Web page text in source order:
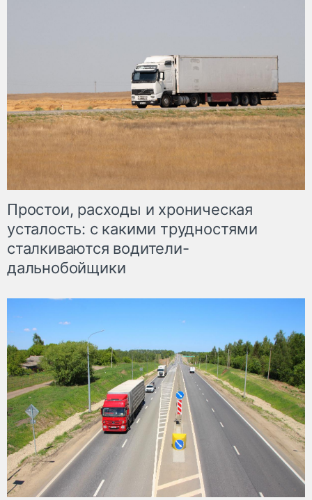
Простои, расходы и хроническая
усталость: с какими трудностями
сталкиваются водители-
дальнобойщики